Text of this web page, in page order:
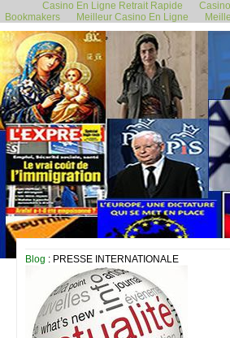
Casino En Ligne Retrait Rapide
Bookmakers
Meilleur Casino En Ligne
Blog : PRESSE INTERNATIONALE